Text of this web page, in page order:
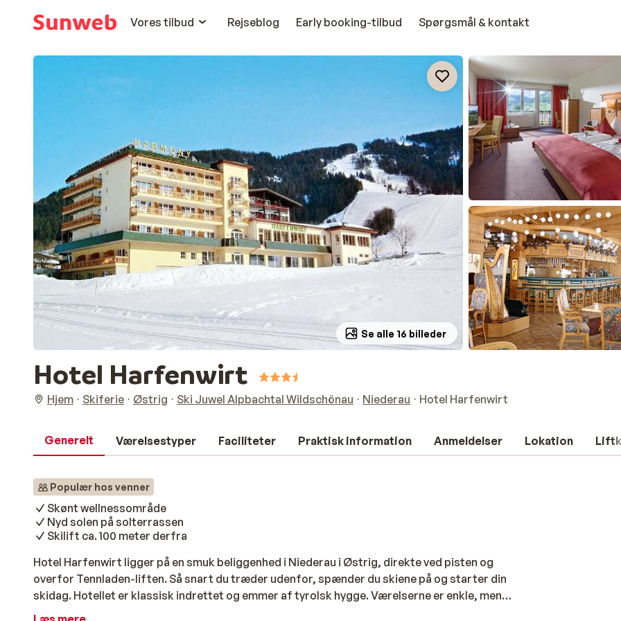
Vores tilbud
Rejseblog Early booking-tilbud Spørgsmål & kontakt
Se alle 16 billeder
Hotel Harfenwirt
Hjem Skiferie Østrig Ski Juwel Alpbachtal Wildschönau Niederau Hotel Harfenwirt
Generelt Værelsestyper Faciliteter Praktisk information Anmeldelser Lokation
Populær hos venner
Skønt wellnessområde
Nyd solen på solterrassen
Skilift ca. 100 meter derfra
Hotel Harfenwirt ligger på en smuk beliggenhed i Niederau i Østrig, direkte ved pisten og
overfor Tennladen-liften. Så snart du træder udenfor, spænder du skiene på og starter din
skidag. Hotellet er klassisk indrettet og emmer af tyrolsk hygge. Værelserne er enkle, men
stemningsfulde og har alt, hvad du behøver for et komfortabelt ophold. En del af værelserne,